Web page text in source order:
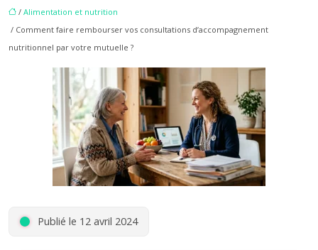
/ Alimentation et nutrition
/ Comment faire rembourser vos consultations d’accompagnement
nutritionnel par votre mutuelle ?
Publié le 12 avril 2024